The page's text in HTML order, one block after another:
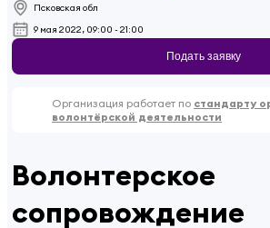
Псковская обл
9 мая 2022, 09:00 - 21:00
Подать заявку
Организация работает по стандарту
волонтёрской деятельности
Волонтерское
сопровождение